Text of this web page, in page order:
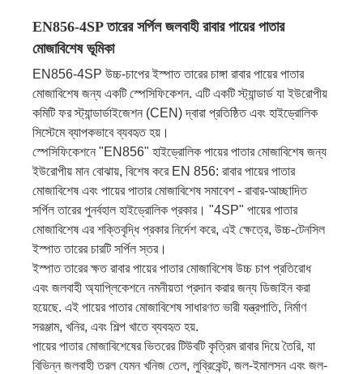
EN856-4SP তারের সর্পিল জলবাহী রাবার পায়ের পাতার
মোজাবিশেষ ভূমিকা
EN856-4SP উচ্চ-চাপের ইস্পাত তারের চাঙ্গা রাবার পায়ের পাতার
মোজাবিশেষ জন্য একটি স্পেসিফিকেশন. এটি একটি স্ট্যান্ডার্ড যা ইউরোপীয়
কমিটি ফর স্ট্যান্ডার্ডাইজেশন (CEN) দ্বারা প্রতিষ্ঠিত এবং হাইড্রোলিক
সিস্টেমে ব্যাপকভাবে ব্যবহৃত হয়।
স্পেসিফিকেশনে "EN856" হাইড্রোলিক পায়ের পাতার মোজাবিশেষ জন্য
ইউরোপীয় মান বোঝায়, বিশেষ করে EN 856: রাবার পায়ের পাতার
মোজাবিশেষ এবং পায়ের পাতার মোজাবিশেষ সমাবেশ - রাবার-আচ্ছাদিত
সর্পিল তারের পুনর্বহাল হাইড্রোলিক প্রকার। "4SP" পায়ের পাতার
মোজাবিশেষ এর শক্তিবৃদ্ধি প্রকার নির্দেশ করে, এই ক্ষেত্রে, উচ্চ-টেনসিল
ইস্পাত তারের চারটি সর্পিল স্তর।
ইস্পাত তারের ক্ষত রাবার পায়ের পাতার মোজাবিশেষ উচ্চ চাপ প্রতিরোধ
এবং জলবাহী অ্যাপ্লিকেশনে নমনীয়তা প্রদান করার জন্য ডিজাইন করা
হয়েছে. এই পায়ের পাতার মোজাবিশেষ সাধারণত ভারী যন্ত্রপাতি, নির্মাণ
সরঞ্জাম, খনির, এবং শিল্প খাতে ব্যবহৃত হয়.
পায়ের পাতার মোজাবিশেষের ভিতরের টিউবটি কৃত্রিম রাবার দিয়ে তৈরি, যা
বিভিন্ন জলবাহী তরল যেমন খনিজ তেল, লুব্রিকেন্ট, জল-ইমালসন এবং জল-